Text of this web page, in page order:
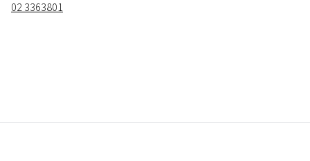
02 3363801